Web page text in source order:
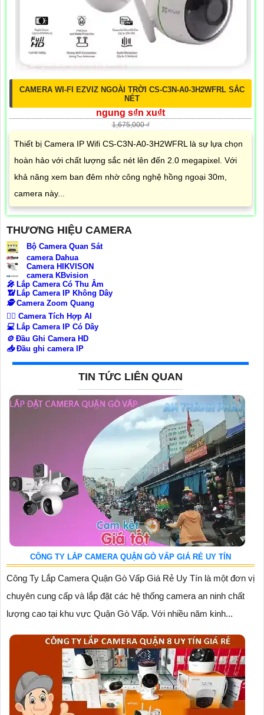
CAMERA WI-FI EZVIZ NGOÀI TRỜI CS-C3N-A0-3H2WFRL SẮC
NÉT
ngung s₫n xu₫t
1,675,000 ₫
Thiết bị Camera IP Wifi CS-C3N-A0-3H2WFRL là sự lựa chọn
hoàn hảo với chất lượng sắc nét lên đến 2.0 megapixel. Với
khả năng xem ban đêm nhờ công nghệ hồng ngoại 30m,
camera này...
THƯƠNG HIỆU CAMERA
Bộ Camera Quan Sát
camera Dahua
Camera HIKVISON
camera KBvision
️🎤️ Lắp Camera Có Thu Âm
📶 Lắp Camera IP Không Dây
🕵️Camera Zoom Quang
🧛‍♀️ Camera Tích Hợp AI
💻Lắp Camera IP Có Dây
⚙️Đầu Ghi Camera HD
📥Đầu ghi camera IP
TIN TỨC LIÊN QUAN
CÔNG TY LẮP CAMERA QUẬN GÒ VẤP GIÁ RẺ UY TÍN
Công Ty Lắp Camera Quận Gò Vấp Giá Rẻ Uy Tín là một đơn vị
chuyên cung cấp và lắp đặt các hệ thống camera an ninh chất
lượng cao tại khu vực Quận Gò Vấp. Với nhiều năm kinh...